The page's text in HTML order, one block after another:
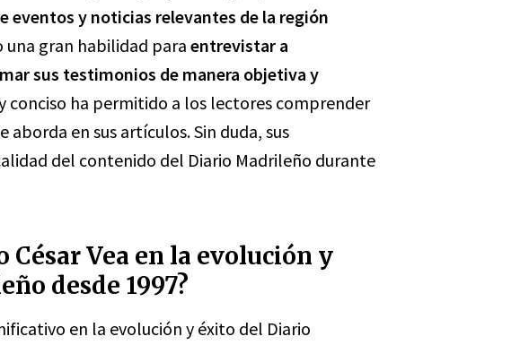
eventos y noticias relevantes de la región
una gran habilidad para entrevistar a
sus testimonios de manera objetiva y
conciso ha permitido a los lectores comprender
en sus artículos. Sin duda, sus
del contenido del Diario Madrileño durante
César Vea en la evolución y
desde 1997?
en la evolución y éxito del Diario